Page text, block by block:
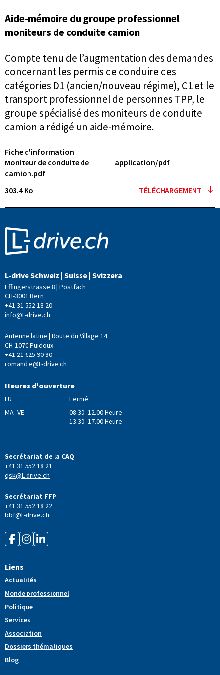
Aide-mémoire du groupe professionnel
moniteurs de conduite camion
Compte tenu de l’augmentation des demandes
concernant les permis de conduire des
catégories D1 (ancien/nouveau régime), C1 et le
transport professionnel de personnes TPP, le
groupe spécialisé des moniteurs de conduite
camion a rédigé un aide-mémoire.
Fiche d'information
Moniteur de conduite de
camion.pdf
application/pdf
303.4 Ko TÉLÉCHARGEMENT
L-drive Schweiz | Suisse | Svizzera
Effingerstrasse 8 | Postfach
CH-3001 Bern
+41 31 552 18 20
info@L-drive.ch
Antenne latine | Route du Village 14
CH-1070 Puidoux
+41 21 625 90 30
romandie@L-drive.ch
Heures d'ouverture
LU
Fermé
MA–VE
08.30–12.00 Heure
13.30–17.00 Heure
Secrétariat de la CAQ
+41 31 552 18 21
qsk@L-drive.ch
Secrétariat FFP
+41 31 552 18 22
bbf@L-drive.ch
Liens
Actualités
Monde professionnel
Politique
Services
Association
Dossiers thématiques
Blog